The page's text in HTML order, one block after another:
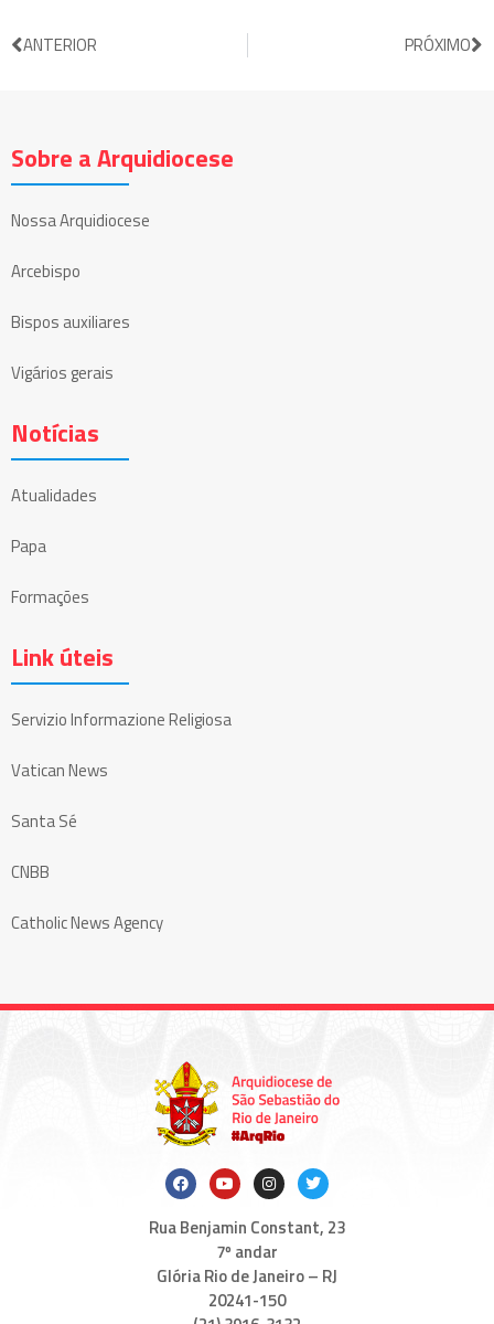
ANTERIOR PRÓXIMO
Sobre a Arquidiocese
Nossa Arquidiocese
Arcebispo
Bispos auxiliares
Vigários gerais
Notícias
Atualidades
Papa
Formações
Link úteis
Servizio Informazione Religiosa
Vatican News
Santa Sé
CNBB
Catholic News Agency
Rua Benjamin Constant, 23
7º andar
Glória Rio de Janeiro – RJ
20241-150